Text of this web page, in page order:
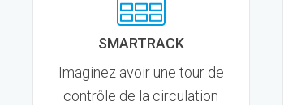
SMARTRACK
Imaginez avoir une tour de
contrôle de la circulation